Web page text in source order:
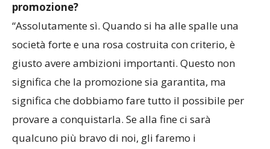
fare bene e puntare fin da subito ad una nuova
promozione?
“Assolutamente sì. Quando si ha alle spalle una
società forte e una rosa costruita con criterio, è
giusto avere ambizioni importanti. Questo non
significa che la promozione sia garantita, ma
significa che dobbiamo fare tutto il possibile per
provare a conquistarla. Se alla fine ci sarà